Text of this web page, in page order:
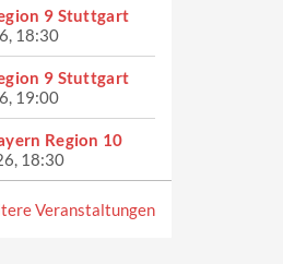
9 Stuttgart
18:30
9 Stuttgart
19:00
Region 10
18:30
Veranstaltungen